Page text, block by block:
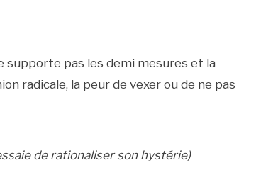
supporte pas les demi mesures et la
radicale, la peur de vexer ou de ne pas
de rationaliser son hystérie)